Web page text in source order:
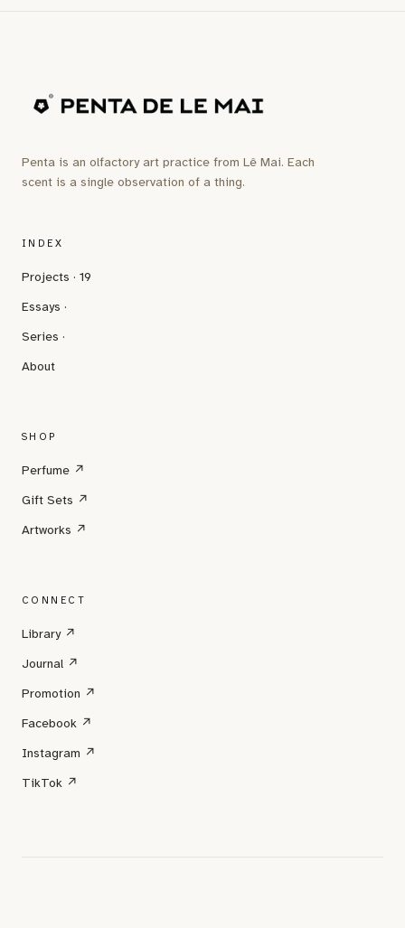
Penta is an olfactory art practice from Lê Mai. Each
scent is a single observation of a thing.
INDEX
Projects · 19
Essays ·
Series ·
About
SHOP
Perfume ↗
Gift Sets ↗
Artworks ↗
CONNECT
Library ↗
Journal ↗
Promotion ↗
Facebook ↗
Instagram ↗
TikTok ↗